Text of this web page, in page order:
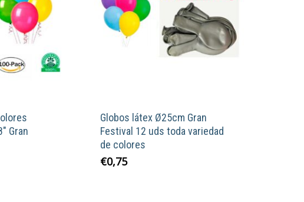
Gran
Globos látex Ø25cm Gran
Festival 12 uds toda variedad
de colores
€0,75